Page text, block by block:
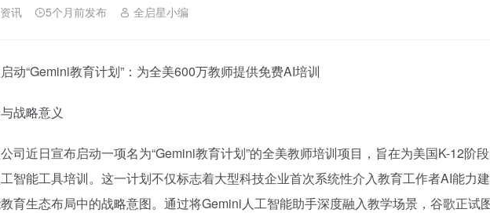
讯 5个月前发布 全启星小编
动“Gemini教育计划”：为全美600万教师提供免费AI培训
战略意义
司近日宣布启动一项名为“Gemini教育计划”的全美教师培训项目，旨在为美国K-12阶
智能工具培训。这一计划不仅标志着大型科技企业首次系统性介入教育工作者AI能力
育生态布局中的战略意图。通过将Gemini人工智能助手深度融入教学场景，谷歌正试